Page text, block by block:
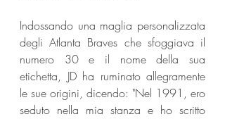
Indossando una maglia personalizzata
degli Atlanta Braves che sfoggiava il
numero 30 e il nome della sua
etichetta, JD ha ruminato allegramente
le sue origini, dicendo: "Nel 1991, ero
seduto nella mia stanza e ho scritto